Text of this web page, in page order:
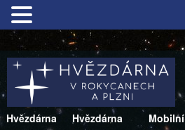
Hvězdárna
Hvězdárna
Mobilní